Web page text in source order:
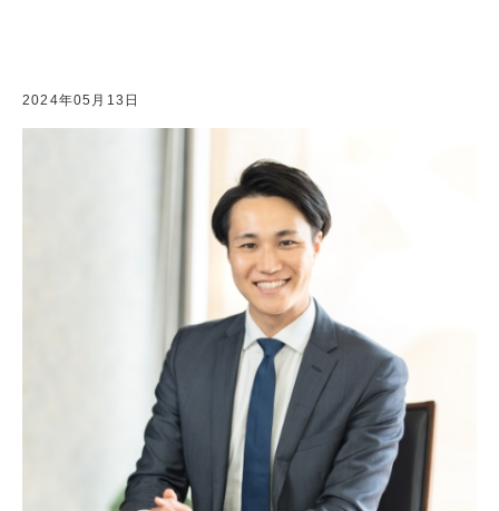
2024年05月13日